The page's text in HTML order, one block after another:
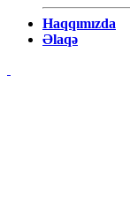
Haqqımızda
Əlaqə